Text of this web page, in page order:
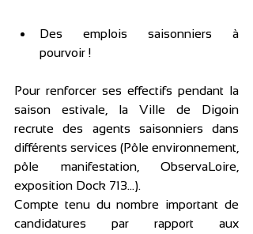
Des emplois saisonniers à
pourvoir !
Pour renforcer ses effectifs pendant la
saison estivale, la Ville de Digoin
recrute des agents saisonniers dans
différents services (Pôle environnement,
pôle manifestation, ObservaLoire,
exposition Dock 713…).
Compte tenu du nombre important de
candidatures par rapport aux